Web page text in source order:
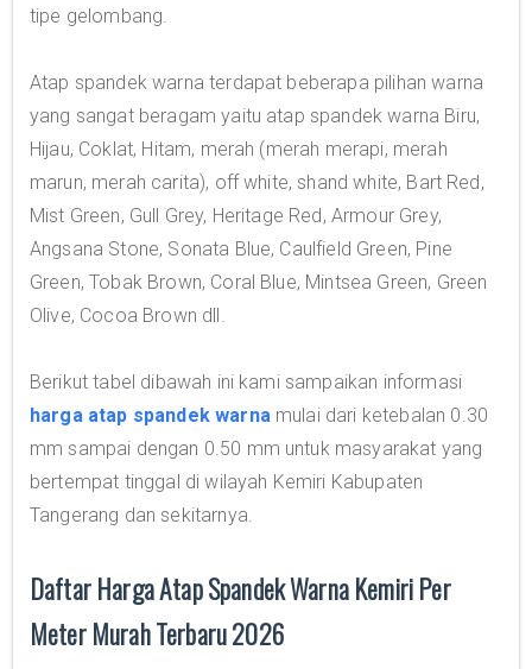
tipe gelombang.
Atap spandek warna terdapat beberapa pilihan warna
yang sangat beragam yaitu atap spandek warna Biru,
Hijau, Coklat, Hitam, merah (merah merapi, merah
marun, merah carita), off white, shand white, Bart Red,
Mist Green, Gull Grey, Heritage Red, Armour Grey,
Angsana Stone, Sonata Blue, Caulfield Green, Pine
Green, Tobak Brown, Coral Blue, Mintsea Green, Green
Olive, Cocoa Brown dll.
Berikut tabel dibawah ini kami sampaikan informasi
harga atap spandek warnamulai dari ketebalan 0.30
mm sampai dengan 0.50 mm untuk masyarakat yang
bertempat tinggal di wilayah Kemiri Kabupaten
Tangerang dan sekitarnya.
Daftar Harga Atap Spandek Warna Kemiri Per
Meter Murah Terbaru 2026